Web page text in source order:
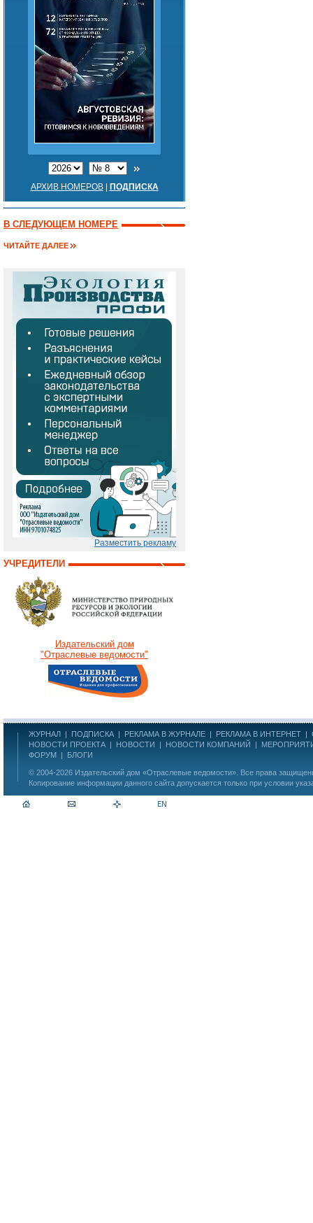
АРХИВ НОМЕРОВ| ПОДПИСКА
В СЛЕДУЮЩЕМ НОМЕРЕ
ЧИТАЙТЕ ДАЛЕЕ
Разместить рекламу
УЧРЕДИТЕЛИ
Издательский дом
"Отраслевые ведомости"
ЖУРНАЛ | ПОДПИСКА | РЕКЛАМА В ЖУРНАЛЕ | РЕКЛАМА В ИНТЕРНЕТ |
НОВОСТИ ПРОЕКТА | НОВОСТИ | НОВОСТИ КОМПАНИЙ |
ФОРУМ | БЛОГИ
© 2004-2026 Издательский дом «Отраслевые ведомости» . Все права
Копирование информации данного сайта допускается только при условии